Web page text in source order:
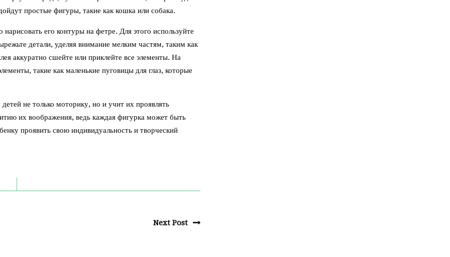
простые фигуры, такие как кошка или собака.
его контуры на фетре. Для этого используйте
детали, уделяя внимание мелким частям, таким как
аккуратно сшейте или приклейте все элементы. На
такие как маленькие пуговицы для глаз, которые
не только моторику, но и учит их проявлять
их воображения, ведь каждая фигурка может быть
проявить свою индивидуальность и творческий
Next Post